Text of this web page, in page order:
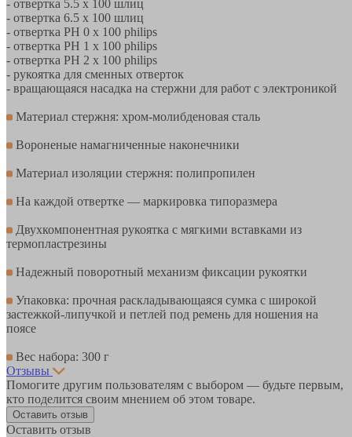
- отвертка 5.5 х 100 шлиц
- отвертка 6.5 х 100 шлиц
- отвертка PH 0 х 100 philips
- отвертка PH 1 х 100 philips
- отвертка PH 2 х 100 philips
- рукоятка для сменных отверток
- вращающаяся насадка на стержни для работ с электроникой
Материал стержня: хром-молибденовая сталь
Вороненые намагниченные наконечники
Материал изоляции стержня: полипропилен
На каждой отвертке — маркировка типоразмера
Двухкомпонентная рукоятка с мягкими вставками из
термопластрезины
Надежный поворотный механизм фиксации рукоятки
Упаковка: прочная раскладывающаяся сумка с широкой
застежкой-липучкой и петлей под ремень для ношения на
поясе
Вес набора: 300 г
Отзывы
Помогите другим пользователям с выбором — будьте первым,
кто поделится своим мнением об этом товаре.
Оставить отзыв
Оставить отзыв